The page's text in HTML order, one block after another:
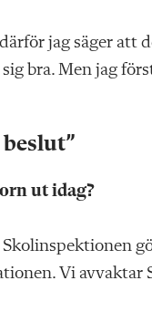
jag säger
bra. Men jag
ut idag?
Vi avvaktar